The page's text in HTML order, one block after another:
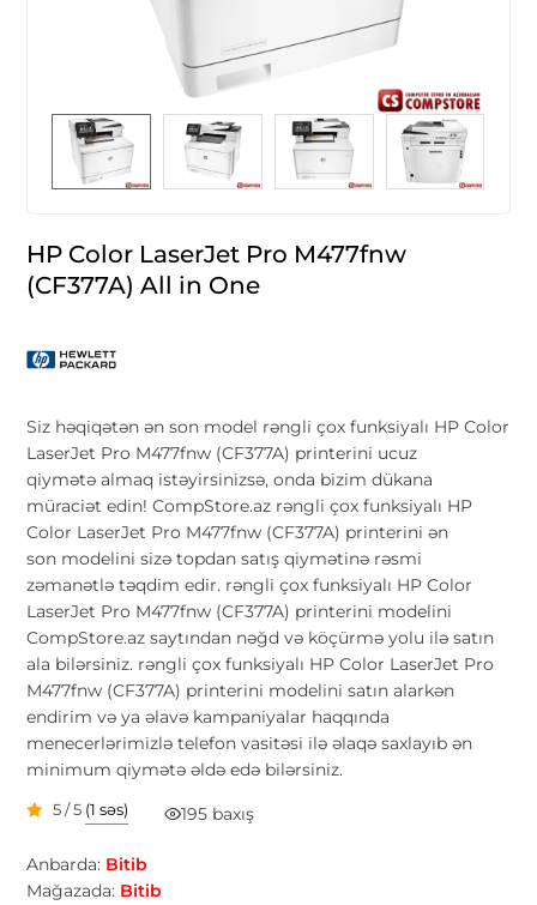
HP Color LaserJet Pro M477fnw
(CF377A) All in One
Siz həqiqətən ən son model rəngli çox funksiyalı HP Color
LaserJet Pro M477fnw (CF377A) printerini ucuz
qiymətə almaq istəyirsinizsə, onda bizim dükana
müraciət edin! CompStore.az rəngli çox funksiyalı HP
Color LaserJet Pro M477fnw (CF377A) printerini ən
son modelini sizə topdan satış qiymətinə rəsmi
zəmanətlə təqdim edir. rəngli çox funksiyalı HP Color
LaserJet Pro M477fnw (CF377A) printerini modelini
CompStore.az saytından nəğd və köçürmə yolu ilə satın
ala bilərsiniz. rəngli çox funksiyalı HP Color LaserJet Pro
M477fnw (CF377A) printerini modelini satın alarkən
endirim və ya əlavə kampaniyalar haqqında
menecerlərimizlə telefon vasitəsi ilə əlaqə saxlayıb ən
minimum qiymətə əldə edə bilərsiniz.
5 / 5 (1 səs) 195 baxış
Anbarda: Bitib
Mağazada: Bitib